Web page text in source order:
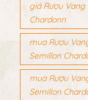
giá Rượu
Chardonn
mua Rượu
Semillon
mua Rượu
Semillon